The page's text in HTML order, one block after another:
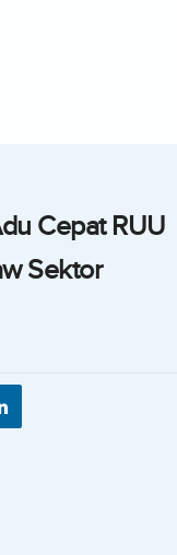
Cepat RUU
Sektor